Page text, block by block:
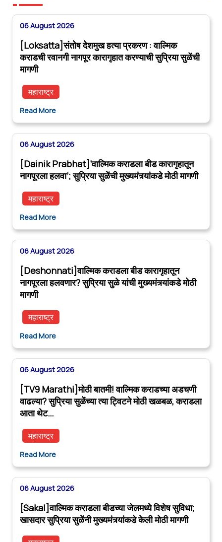
06 August 2026
[Loksatta]संतोष देशमुख हत्या प्रकरण : वाल्मिक
कराडची रवानगी नागपूर कारागृहात करण्याची सुप्रिया सुळेंची
मागणी
महाराष्ट्र
Read More
06 August 2026
[Dainik Prabhat]‘वाल्मिक कराडला बीड कारागृहातून
नागपूरला हलवा’; सुप्रिया सुळेंची मुख्यमंत्र्यांकडे मोठी मागणी
महाराष्ट्र
Read More
06 August 2026
[Deshonnati]वाल्मिक कराडला बीड कारागृहातून
नागपूरला हलवणार? सुप्रिया सुळे यांची मुख्यमंत्र्यांकडे मोठी
मागणी
महाराष्ट्र
Read More
06 August 2026
[TV9 Marathi]मोठी बातमी! वाल्मिक कराडच्या अडचणी
वाढल्या? सुप्रिया सुळेंच्या त्या ट्विटने मोठी खळबळ, कराडला
आता थेट…
महाराष्ट्र
Read More
06 August 2026
[Sakal]वाल्मिक कराडला बीडच्या जेलमध्ये विशेष सुविधा;
खासदार सुप्रिया सुळेंनी मुख्यमंत्र्यांकडे केली मोठी मागणी